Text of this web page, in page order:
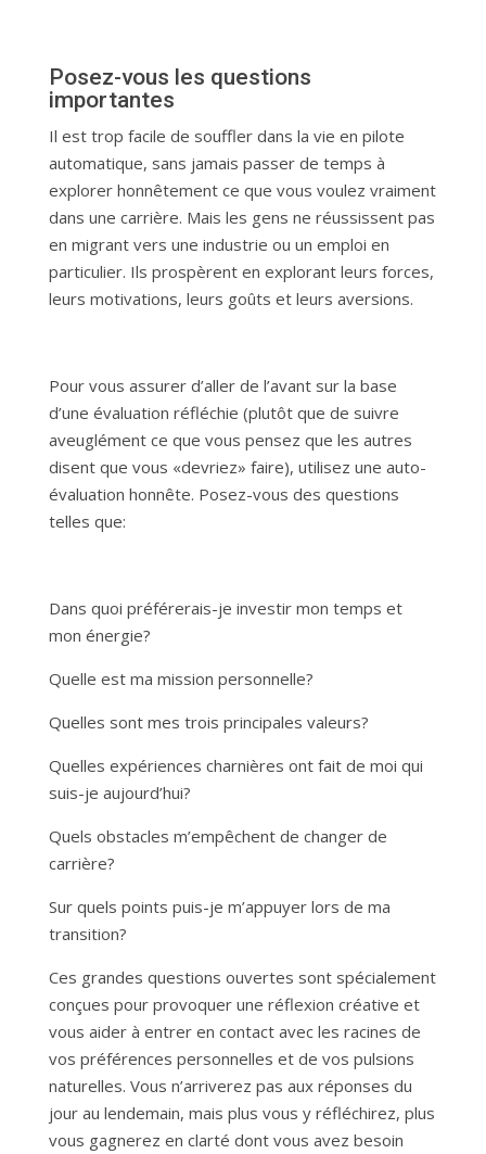
Posez-vous les questions
importantes
Il est trop facile de souffler dans la vie en pilote
automatique, sans jamais passer de temps à
explorer honnêtement ce que vous voulez vraiment
dans une carrière. Mais les gens ne réussissent pas
en migrant vers une industrie ou un emploi en
particulier. Ils prospèrent en explorant leurs forces,
leurs motivations, leurs goûts et leurs aversions.
Pour vous assurer d’aller de l’avant sur la base
d’une évaluation réfléchie (plutôt que de suivre
aveuglément ce que vous pensez que les autres
disent que vous «devriez» faire), utilisez une auto-
évaluation honnête. Posez-vous des questions
telles que:
Dans quoi préférerais-je investir mon temps et
mon énergie?
Quelle est ma mission personnelle?
Quelles sont mes trois principales valeurs?
Quelles expériences charnières ont fait de moi qui
suis-je aujourd’hui?
Quels obstacles m’empêchent de changer de
carrière?
Sur quels points puis-je m’appuyer lors de ma
transition?
Ces grandes questions ouvertes sont spécialement
conçues pour provoquer une réflexion créative et
vous aider à entrer en contact avec les racines de
vos préférences personnelles et de vos pulsions
naturelles. Vous n’arriverez pas aux réponses du
jour au lendemain, mais plus vous y réfléchirez, plus
vous gagnerez en clarté dont vous avez besoin